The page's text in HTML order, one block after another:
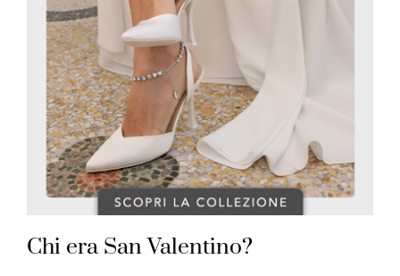
Chi era San Valentino?